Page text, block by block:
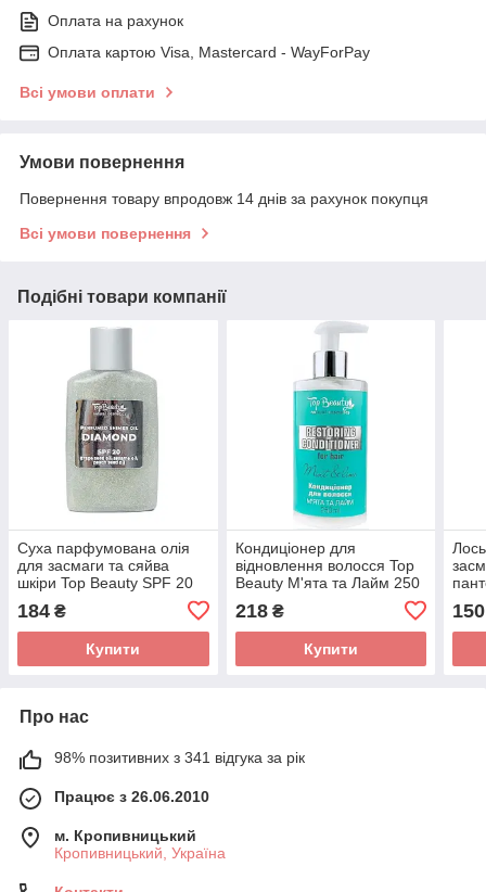
Оплата на рахунок
Оплата картою Visa, Mastercard - WayForPay
Всі умови оплати
Умови повернення
Повернення товару впродовж 14 днів за рахунок покупця
Всі умови повернення
Подібні товари компанії
Суха парфумована олія
для засмаги та сяйва
шкіри Top Beauty SPF 20
184 ₴
Купити
Кондиціонер для
відновлення волосся Top
Beauty М'ята та Лайм 250
218₴
Купити
150
Про нас
98% позитивних з 341 відгука за рік
Працює з 26.06.2010
м. Кропивницький
Кропивницький, Україна